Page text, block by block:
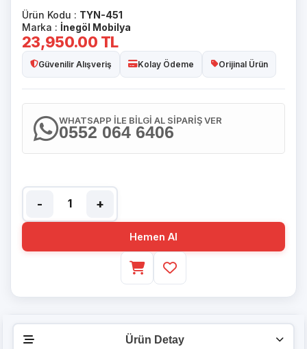
Ürün Kodu : TYN-451
Marka : İnegöl Mobilya
23,950.00 TL
Güvenilir Alışveriş Kolay Ödeme Orijinal Ürün
WHATSAPP İLE BİLGİ AL SİPARİŞ VER
0552 064 6406
- +
Hemen Al
Ürün Detay